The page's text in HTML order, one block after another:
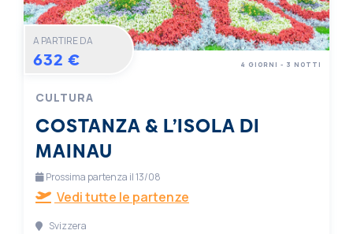
A PARTIRE DA
632 €
CULTURA
COSTANZA & L’ISOLA DI
MAINAU
4 GIORNI - 3 NOTTI
Prossima partenza il 13/08
Vedi tutte le partenze
Svizzera